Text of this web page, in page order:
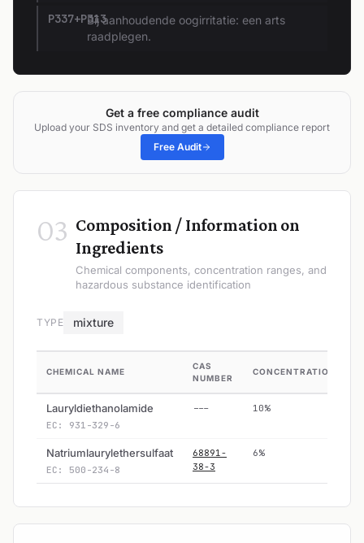
P337+P313Bij aanhoudende oogirritatie: een arts
raadplegen.
Get a free compliance audit
Upload your SDS inventory and get a detailed compliance report
Free Audit
03 Composition / Information on
Ingredients
Chemical components, concentration ranges, and
hazardous substance identification
TYPE mixture
CHEMICAL NAME
CAS
NUMBER
CONCENTRATION
Lauryldiethanolamide
EC: 931-329-6
--- 10%
Natriumlaurylethersulfaat
EC: 500-234-8
68891-
38-3
6%